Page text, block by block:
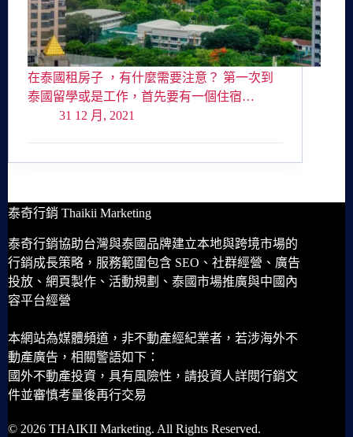
在泰國租房子 ，有什麼需要注意？ 第一次到
泰國留學或是工作，首先要有一個住宿…
31 12 月, 2021
泰奇行銷 Thaikii Marketing
泰奇行銷協助台灣與泰國品牌建立本地與跨境市場的
行銷成長策略，服務範圍包含 SEO、社群經營、廣告
投放、網頁製作、活動規劃、泰國市場推廣與中國內
容平台經營
本網站為媒體頻道，非不動產經紀業者，若涉海外不
動產廣告，相關警語如下：
國外不動產投資，具有風險性，請投資人詳閱行銷文
件並審慎考量後再行交易
© 2026 THAIKII Marketing. All Rights Reserved.